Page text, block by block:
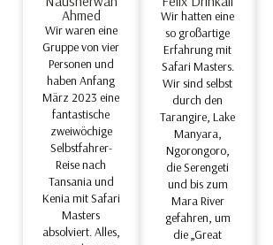
Ahmed
Wir waren eine
Gruppe von vier
Personen und
haben Anfang
März 2023 eine
fantastische
zweiwöchige
Selbstfahrer-
Reise nach
Tansania und
Kenia mit Safari
Masters
absolviert. Alles,
Wir hatten eine
so großartige
Erfahrung mit
Safari Masters.
Wir sind selbst
durch den
Tarangire, Lake
Manyara,
Ngorongoro,
die Serengeti
und bis zum
Mara River
gefahren, um
die „Great